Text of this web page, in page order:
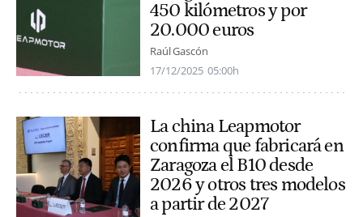
450 kilómetros y por
20.000 euros
Raúl Gascón
17/12/2025 05:00h
La china Leapmotor
confirma que fabricará en
Zaragoza el B10 desde
2026 y otros tres modelos
a partir de 2027